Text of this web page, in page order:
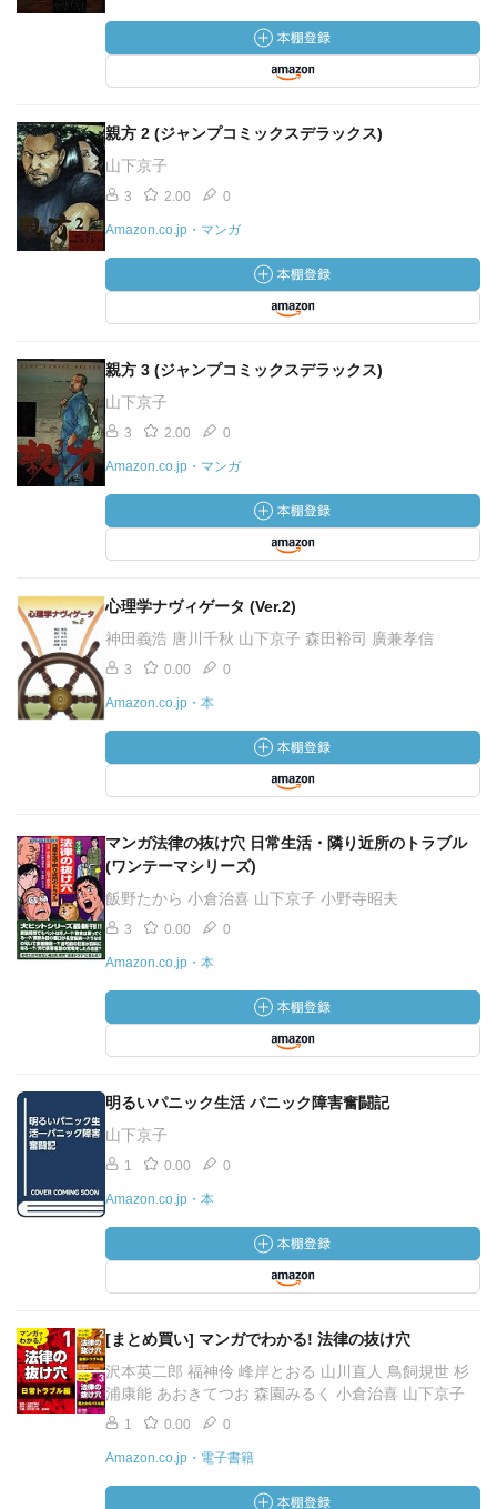
親方 2 (ジャンプコミックスデラックス)
山下京子
3 2.00 0
Amazon.co.jp・マンガ
親方 3 (ジャンプコミックスデラックス)
山下京子
3 2.00 0
Amazon.co.jp・マンガ
心理学ナヴィゲータ (Ver.2)
神田義浩 唐川千秋 山下京子 森田裕司 廣兼孝信
3 0.00 0
Amazon.co.jp・本
マンガ法律の抜け穴 日常生活・隣り近所のトラブル
(ワンテーマシリーズ)
飯野たから 小倉治喜 山下京子 小野寺昭夫
3 0.00 0
Amazon.co.jp・本
明るいパニック生活 パニック障害奮闘記
山下京子
1 0.00 0
Amazon.co.jp・本
[まとめ買い] マンガでわかる! 法律の抜け穴
沢本英二郎 福神伶 峰岸とおる 山川直人 鳥飼規世 杉
浦康能 あおきてつお 森園みるく 小倉治喜 山下京子
1 0.00 0
Amazon.co.jp・電子書籍